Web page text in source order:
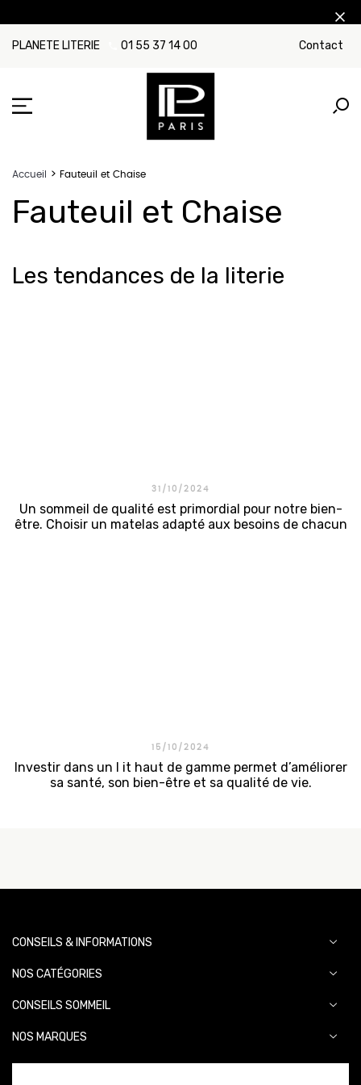
PLANETE LITERIE 01 55 37 14 00 Contact
Accueil Fauteuil et Chaise
Fauteuil et Chaise
Les tendances de la literie
31/10/2024
Un sommeil de qualité est primordial pour notre bien-
être. Choisir un matelas adapté aux besoins de chacun
15/10/2024
Investir dans un l it haut de gamme permet d’améliorer
sa santé, son bien-être et sa qualité de vie.
CONSEILS & INFORMATIONS
NOS CATÉGORIES
CONSEILS SOMMEIL
NOS MARQUES